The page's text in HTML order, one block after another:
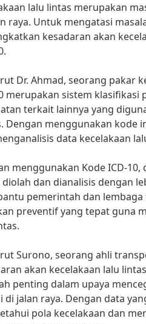
lalu lintas merupakan
raya. Untuk mengatasi
kesadaran akan
Dr. Ahmad, seorang pakar
merupakan sistem klasifikasi
terkait lainnya yang
Dengan menggunakan kode
data kecelakaan
menggunakan Kode ICD-
dan dianalisis dengan
pemerintah dan
preventif yang tepat guna
Surono, seorang ahli
akan kecelakaan lalu
penting dalam upaya
di jalan raya. Dengan data
pola kecelakaan dan